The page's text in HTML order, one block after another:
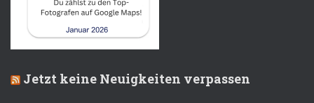
Jetzt keine Neuigkeiten verpassen